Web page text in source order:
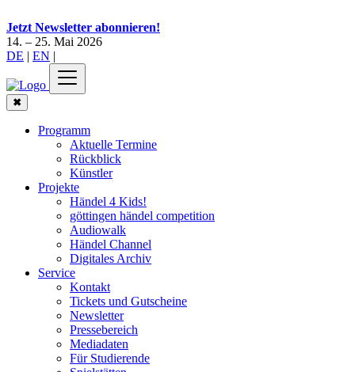
Jetzt Newsletter abonnieren!
14. – 25. Mai 2026
DE | EN |
✖
Programm
Aktuelle Termine
Rückblick
Künstler
Projekte
Händel 4 Kids!
göttingen händel competition
Audiowalk
Händel Channel
Digitales Archiv
Service
Kontakt
Tickets und Gutscheine
Newsletter
Pressebereich
Mediadaten
Für Studierende